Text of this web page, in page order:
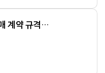
계약 규격